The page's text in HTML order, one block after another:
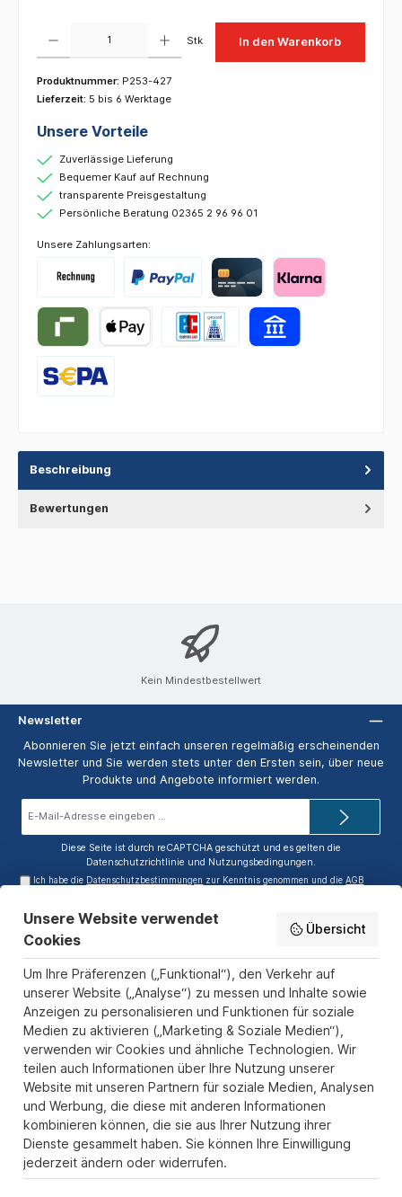
Stk In den Warenkorb
Produktnummer: P253-427
Lieferzeit: 5 bis 6 Werktage
Unsere Vorteile
Zuverlässige Lieferung
Bequemer Kauf auf Rechnung
transparente Preisgestaltung
Persönliche Beratung 02365 2 96 96 01
Unsere Zahlungsarten:
Beschreibung
Bewertungen
Kein Mindestbestellwert
Newsletter
Abonnieren Sie jetzt einfach unseren regelmäßig erscheinenden
Newsletter und Sie werden stets unter den Ersten sein, über neue
Produkte und Angebote informiert werden.
Diese Seite ist durch reCAPTCHA geschützt und es gelten die
Datenschutzrichtlinie und Nutzungsbedingungen.
Ich habe die Datenschutzbestimmungen zur Kenntnis genommen und dieAGB
Service-Hotline
Informationen
Zahlungs- und Versandarten
Sicher Einkaufen
Über uns
Der Pokal & Vereinsbedarf Onlineshop PokalExpress in Marl ist
Ihr Spezialist für Pokale, Medaillen und Trophäen aus Glas und
Resin, mit einem Fokus auf Säulenpokalen. Unser herausragender
Kundenservice zeichnet sich durch Schnelligkeit und
Zuverlässigkeit aus, um jedem Anlass gerecht zu werden. Wir
verstehen die Bedeutung jedes besonderen Moments und bieten
Unsere Website verwendet
Cookies
Übersicht
Um Ihre Präferenzen („Funktional“), den Verkehr auf
unserer Website („Analyse“) zu messen und Inhalte sowie
Anzeigen zu personalisieren und Funktionen für soziale
Medien zu aktivieren („Marketing & Soziale Medien“),
verwenden wir Cookies und ähnliche Technologien. Wir
teilen auch Informationen über Ihre Nutzung unserer
Website mit unseren Partnern für soziale Medien, Analysen
und Werbung, die diese mit anderen Informationen
kombinieren können, die sie aus Ihrer Nutzung ihrer
Dienste gesammelt haben. Sie können Ihre Einwilligung
jederzeit ändern oder widerrufen.